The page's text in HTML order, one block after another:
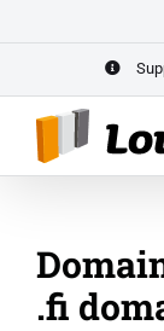
.fi
Entrepreneur